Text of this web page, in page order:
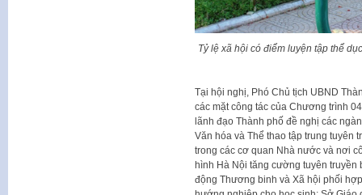
Tỷ lệ xã hội có điểm luyện tập thể
Tại hội nghị, Phó Chủ tịch UBND
các mặt công tác của Chương trình
lãnh đạo Thành phố đề nghị các
Văn hóa và Thể thao tập trung tuyên
trong các cơ quan Nhà nước và nơi
hình Hà Nội tăng cường tuyên
động Thương binh và Xã hội phối